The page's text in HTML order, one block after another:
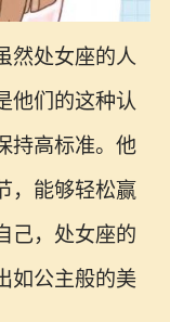
然处女座的人
他们的这种认
持高标准。他
，能够轻松赢
己，处女座的
如公主般的美